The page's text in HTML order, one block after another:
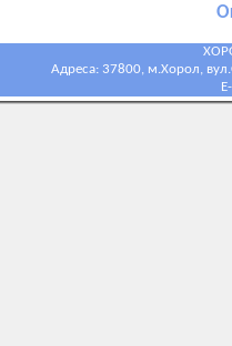
Адреса: 37800, м.Хорол,